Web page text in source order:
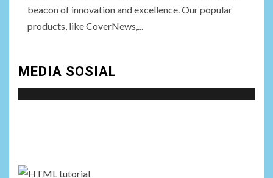
beacon of innovation and excellence. Our popular
products, like CoverNews,...
MEDIA SOSIAL